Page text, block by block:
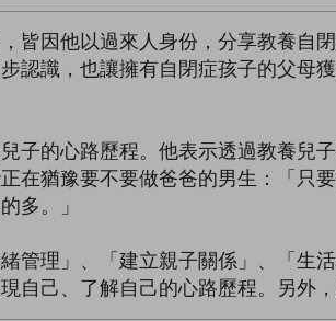
皆因他以過來人身份，分享教養自
認識，也讓擁有自閉症孩子的父母
子的心路歷程。他表示透過教養兒
在猶豫要不要做爸爸的男生：「只
多。」
管理」、「建立親子關係」、「生
自己、了解自己的心路歷程。另外